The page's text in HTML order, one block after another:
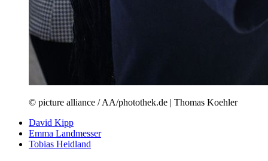
© picture alliance / AA/photothek.de | Thomas Koehler
David Kipp
Emma Landmesser
Tobias Heidland